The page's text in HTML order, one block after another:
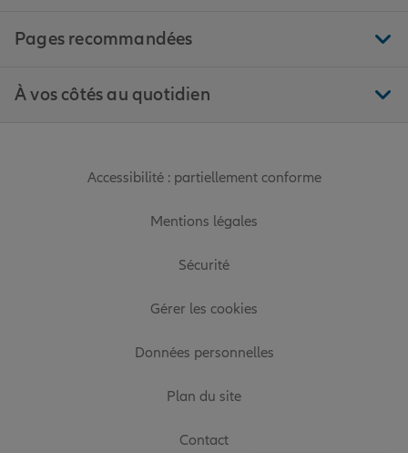
Pages recommandées
À vos côtés au quotidien
Accessibilité : partiellement conforme
Mentions légales
Sécurité
Gérer les cookies
Données personnelles
Plan du site
Contact